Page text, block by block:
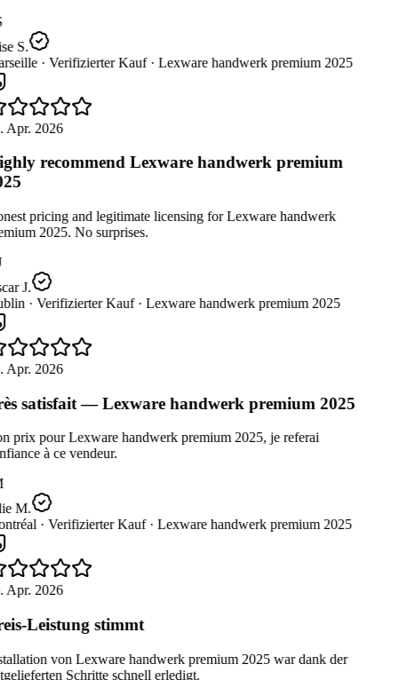
S.
· Verifizierter Kauf · Lexware handwerk premium 2025
Apr. 2026
recommend Lexware handwerk premium
pricing and legitimate licensing for Lexware handwerk
2025. No surprises.
J.
· Verifizierter Kauf · Lexware handwerk premium 2025
Apr. 2026
satisfait — Lexware handwerk premium 2025
prix pour Lexware handwerk premium 2025, je referai
à ce vendeur.
M.
· Verifizierter Kauf · Lexware handwerk premium 2025
Apr. 2026
Leistung stimmt
von Lexware handwerk premium 2025 war dank der
Schritte schnell erledigt.